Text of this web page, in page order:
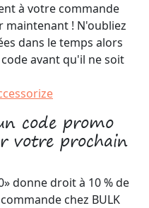
à votre commande
maintenant ! N'oubliez
dans le temps alors
avant qu'il ne soit
code promo
votre prochain
donne droit à 10 % de
chez BULK